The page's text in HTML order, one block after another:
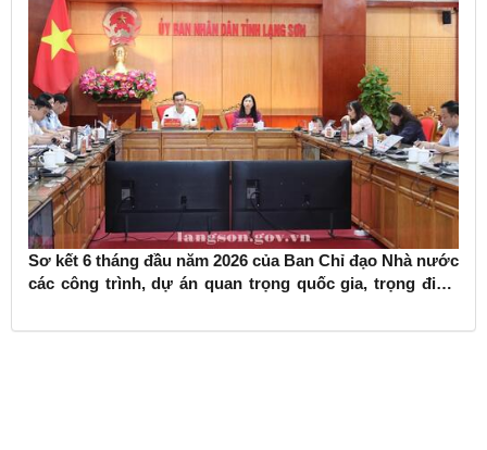
Sơ kết 6 tháng đầu năm 2026 của Ban Chỉ đạo Nhà nước
các công trình, dự án quan trọng quốc gia, trọng điểm